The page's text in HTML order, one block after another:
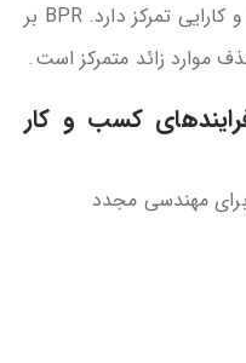
پیشرفت‌های قابل توجه در عملکرد و کارایی تمرکز دارد. BPR بر
موارد زائد متمرکز است.
کسب و کار